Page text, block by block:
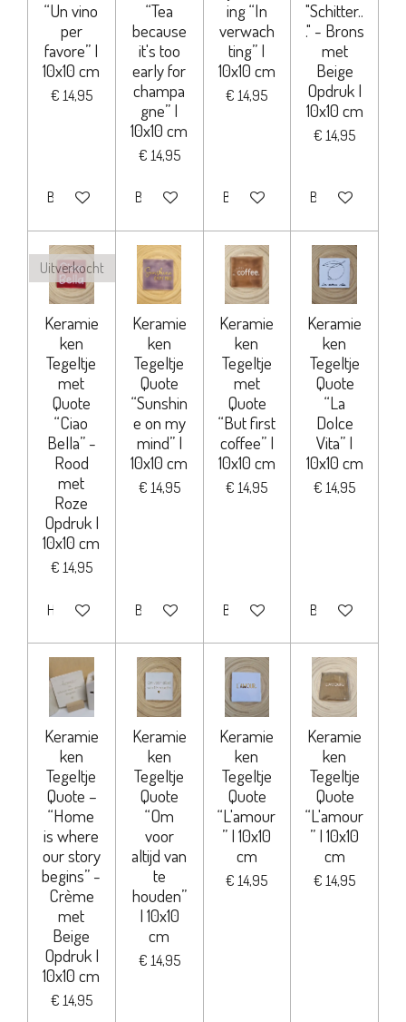
“Un vino
per
favore” |
10x10 cm
€ 14,95
Bekijk details
“Tea
because
it's too
early for
champa
gne” |
10x10 cm
€ 14,95
Bekijk details
ing “In
verwach
ting” |
10x10 cm
€ 14,95
Bekijk details
"Schitter..
." - Brons
met
Beige
Opdruk |
10x10 cm
€ 14,95
Bekijk details
Uitverkocht
Keramie
ken
Tegeltje
met
Quote
“Ciao
Bella” -
Rood
met
Roze
Opdruk |
10x10 cm
€ 14,95
Houd mij op de hoogte
Keramie
ken
Tegeltje
Quote
“Sunshin
e on my
mind” |
10x10 cm
€ 14,95
Bekijk details
Keramie
ken
Tegeltje
met
Quote
“But first
coffee” |
10x10 cm
€ 14,95
Bekijk details
Keramie
ken
Tegeltje
Quote
“La
Dolce
Vita” |
10x10 cm
€ 14,95
Bekijk details
Keramie
ken
Tegeltje
Quote –
“Home
is where
our story
begins” -
Crème
met
Beige
Opdruk |
10x10 cm
€ 14,95
Keramie
ken
Tegeltje
Quote
“Om
voor
altijd van
te
houden”
| 10x10
cm
€ 14,95
Keramie
ken
Tegeltje
Quote
“L'amour
” | 10x10
cm
€ 14,95
Keramie
ken
Tegeltje
Quote
“L'amour
” | 10x10
cm
€ 14,95